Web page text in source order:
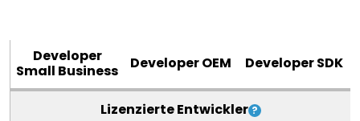
Developer
Small Business
Developer OEM Developer SDK
Lizenzierte Entwickler